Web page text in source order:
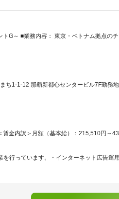
G～ ■業務内容： 東京・ベトナム拠点の
ち1-1-12 那覇新都心センタービル7F勤務地
金内訳＞月額（基本給）：215,510円～
行っています。・インターネット広告運